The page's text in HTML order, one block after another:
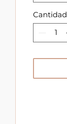
Cantidad